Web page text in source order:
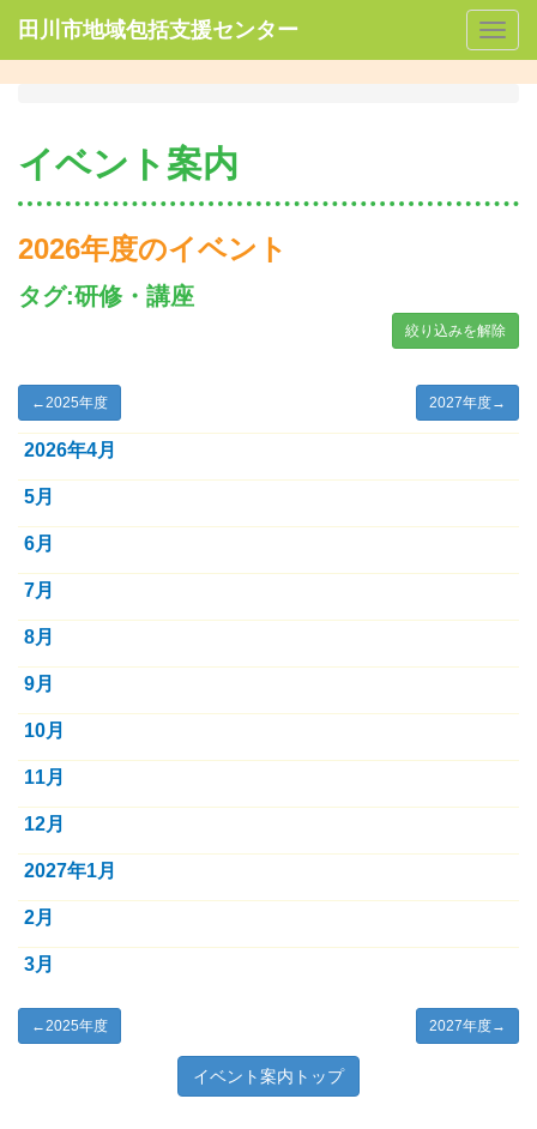
田川市地域包括支援センター
イベント案内
2026年度のイベント
タグ:研修・講座
絞り込みを解除
←2025年度 2027年度→
2026年4月
5月
6月
7月
8月
9月
10月
11月
12月
2027年1月
2月
3月
←2025年度 2027年度→
イベント案内トップ